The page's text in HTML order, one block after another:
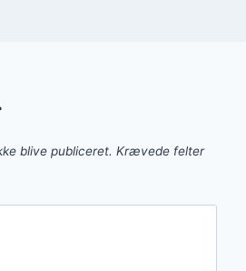
blive publiceret. Krævede felter